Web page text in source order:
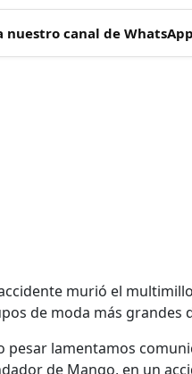
nuestro canal de WhatsApp
murió el
de moda más grandes
pesar lamentamos
de Mango, en un